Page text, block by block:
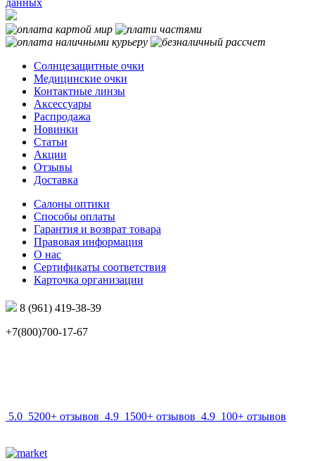
Солнцезащитные очки
Медицинские очки
Контактные линзы
Аксессуары
Распродажа
Новинки
Статьи
Акции
Отзывы
Доставка
Салоны оптики
Способы оплаты
Гарантия и возврат товара
Правовая информация
О нас
Сертификаты соответствия
Карточка организации
8 (961) 419-38-39
+7(800)700-17-67
5.0 5200+ отзывов 4.9 1500+ отзывов 4.9 100+ отзывов